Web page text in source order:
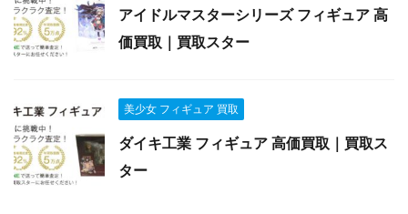
アイドルマスターシリーズ フィギュア 高
価買取｜買取スター
美少女 フィギュア 買取
ダイキ工業 フィギュア 高価買取｜買取ス
ター